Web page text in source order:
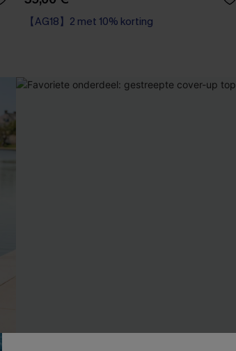
【AG18】2 met 10% korting